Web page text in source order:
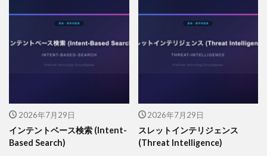
2026年7月29日
インテントベース検索 (Intent-
Based Search)
2026年7月29日
スレットインテリジェンス
(Threat Intelligence)